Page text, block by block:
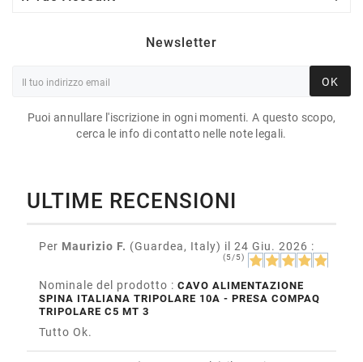
Newsletter
OK
Puoi annullare l'iscrizione in ogni momenti. A questo scopo,
cerca le info di contatto nelle note legali.
ULTIME RECENSIONI
Per Maurizio F. (Guardea, Italy) il 24 Giu. 2026 :
(5/5)
Nominale del prodotto : CAVO ALIMENTAZIONE
SPINA ITALIANA TRIPOLARE 10A - PRESA COMPAQ
TRIPOLARE C5 MT 3
Tutto Ok.